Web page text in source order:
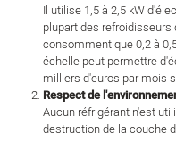
Il utilise 1,5 à 2,5 kW
plupart des refroidisseurs
consomment que 0,2 à
échelle peut permettre
milliers d'euros par mois
Respect de
Aucun réfrigérant n'est
destruction de la couche